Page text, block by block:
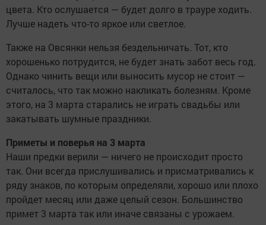
цвета. Кто ослушается — будет долго в трауре ходить.
Лучше надеть что-то яркое или светлое.
Также на Овсянки нельзя бездельничать. Тот, кто
хорошенько потрудится, не будет знать забот весь год.
Однако чинить вещи или выносить мусор не стоит —
считалось, что так можно накликать болезням. Кроме
этого, на 3 марта старались не играть свадьбы или
закатывать шумные праздники.
Приметы и поверья на 3 марта
Наши предки верили — ничего не происходит просто
так. Они всегда прислушивались и присматривались к
ряду знаков, по которым определяли, хорошо или плохо
пройдет месяц или даже целый сезон. Большинство
примет 3 марта так или иначе связаны с урожаем.